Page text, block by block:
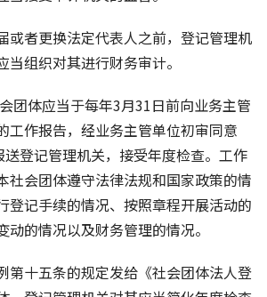
或者更换法定代表人之前，登记管理机
当组织对其进行财务审计。
团体应当于每年3月31日前向业务主管
工作报告，经业务主管单位初审同意
登记管理机关，接受年度检查。工作
社会团体遵守法律法规和国家政策的情
登记手续的情况、按照章程开展活动的
的情况以及财务管理的情况。
第十五条的规定发给《社会团体法人登